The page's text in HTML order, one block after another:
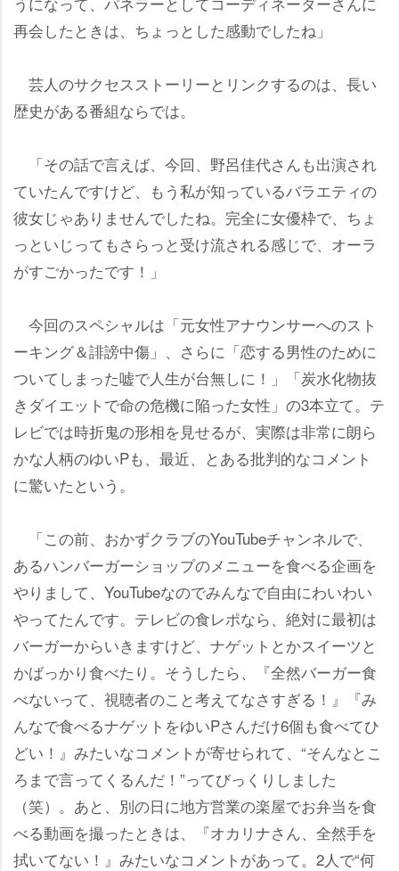
再会したときは、ちょっとした感動でしたね」
芸人のサクセスストーリーとリンクするのは、長い
歴史がある番組ならでは。
「その話で言えば、今回、野呂佳代さんも出演され
ていたんですけど、もう私が知っているバラエティの
彼女じゃありませんでしたね。完全に女優枠で、ちょ
っといじってもさらっと受け流される感じで、オーラ
がすごかったです！」
今回のスペシャルは「元女性アナウンサーへのスト
ーキング＆誹謗中傷」、さらに「恋する男性のために
ついてしまった嘘で人生が台無しに！」「炭水化物抜
きダイエットで命の危機に陥った女性」の3本立て。テ
レビでは時折鬼の形相を見せるが、実際は非常に朗ら
かな人柄のゆいPも、最近、とある批判的なコメント
に驚いたという。
「この前、おかずクラブのYouTubeチャンネルで、
あるハンバーガーショップのメニューを食べる企画を
りまして、YouTubeなのでみんなで自由にわいわい
ってたんです。テレビの食レポなら、絶対に最初は
バーガーからいきますけど、ナゲットとかスイーツと
かばっかり食べたり。そうしたら、『全然バーガー食
べないって、視聴者のこと考えてなさすぎる！』『み
んなで食べるナゲットをゆいPさんだけ6個も食べてひ
どい！』みたいなコメントが寄せられて、“そんなとこ
ろまで言ってくるんだ！”ってびっくりしました
（笑）。あと、別の日に地方営業の楽屋でお弁当を食
べる動画を撮ったときは、『オカリナさん、全然手を
拭いてない！』みたいなコメントがあって。2人で“何